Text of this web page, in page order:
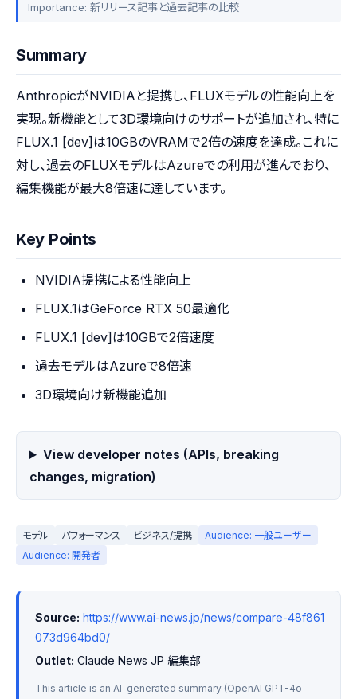
Importance: 新リリース記事と過去記事の比較
Summary
AnthropicがNVIDIAと提携し、FLUXモデルの性能向上を
実現。新機能として3D環境向けのサポートが追加され、特に
FLUX.1 [dev]は10GBのVRAMで2倍の速度を達成。これに
対し、過去のFLUXモデルはAzureでの利用が進んでおり、
編集機能が最大8倍速に達しています。
Key Points
NVIDIA提携による性能向上
FLUX.1はGeForce RTX 50最適化
FLUX.1 [dev]は10GBで2倍速度
過去モデルはAzureで8倍速
3D環境向け新機能追加
View developer notes (APIs, breaking
changes, migration)
モデル パフォーマンス ビジネス/提携
Audience: 一般ユーザー
Audience: 開発者
Source: https://www.ai-news.jp/news/compare-48f861
073d964bd0/
Outlet: Claude News JP 編集部
This article is an AI-generated summary (OpenAI GPT-4o-